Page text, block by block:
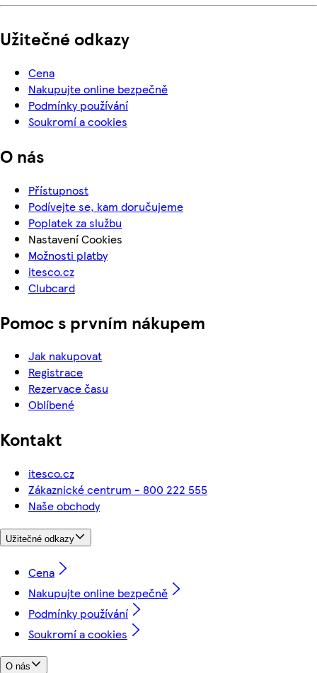
Užitečné odkazy
Cena
Nakupujte online bezpečně
Podmínky používání
Soukromí a cookies
O nás
Přístupnost
Podívejte se, kam doručujeme
Poplatek za službu
Nastavení Cookies
Možnosti platby
itesco.cz
Clubcard
Pomoc s prvním nákupem
Jak nakupovat
Registrace
Rezervace času
Oblíbené
Kontakt
itesco.cz
Zákaznické centrum - 800 222 555
Naše obchody
Užitečné odkazy
Cena
Nakupujte online bezpečně
Podmínky používání
Soukromí a cookies
O nás